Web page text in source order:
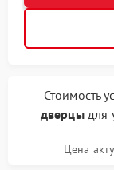
Стоимость
дверцыдля
Цена